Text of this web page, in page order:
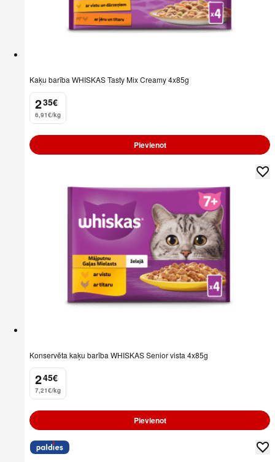
Kaķu barība WHISKAS Tasty Mix Creamy 4x85g
2
. 35€
6,91€/kg
Pievienot
Konservēta kaķu barība WHISKAS Senior vista 4x85g
2
. 45€
7,21€/kg
Pievienot